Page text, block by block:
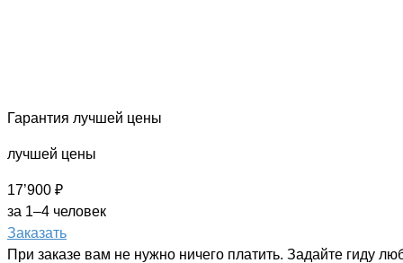
Гарантия лучшей цены
лучшей цены
17’900 ₽
за 1–4 человек
Заказать
При заказе вам не нужно ничего платить. Задайте гиду